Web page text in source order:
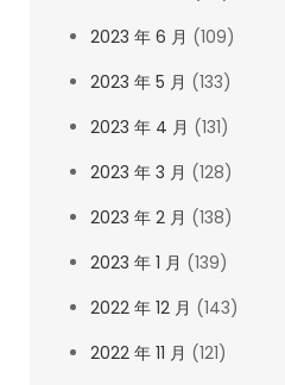
2023 年 6 月 (109)
2023 年 5 月 (133)
2023 年 4 月 (131)
2023 年 3 月 (128)
2023 年 2 月 (138)
2023 年 1 月 (139)
2022 年 12 月 (143)
2022 年 11 月 (121)